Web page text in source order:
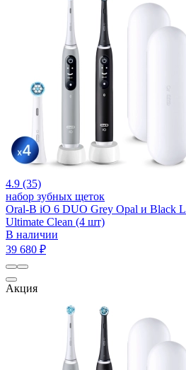
4.9 (35)
набор зубных щеток
Oral-B iO 6 DUO Grey Opal и Black
Ultimate Clean (4 шт)
В наличии
39 680 ₽
Акция